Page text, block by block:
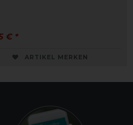
€ *
ARTIKEL MERKEN